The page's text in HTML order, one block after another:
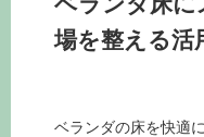
場を整える活
ベランダの床を快適